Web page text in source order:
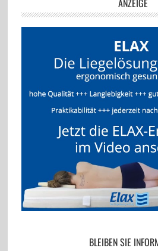
BLEIBEN SIE